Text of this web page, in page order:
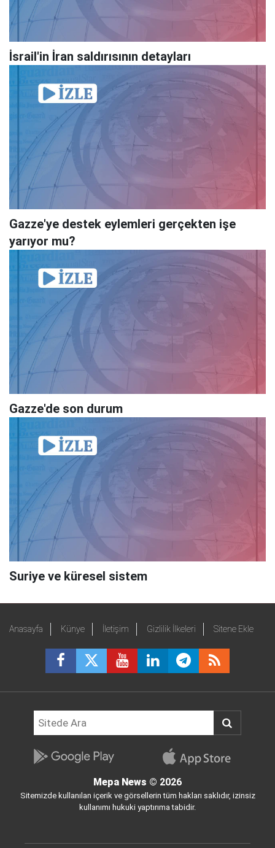
İsrail'in İran saldırısının detayları
Gazze'ye destek eylemleri gerçekten işe
yarıyor mu?
Gazze'de son durum
Suriye ve küresel sistem
Anasayfa Künye İletişim Gizlilik İlkeleri Sitene Ekle
Mepa News © 2026
Sitemizde kullanılan içerik ve görsellerin tüm hakları saklıdır, izinsiz
kullanımı hukuki yaptırıma tabidir.